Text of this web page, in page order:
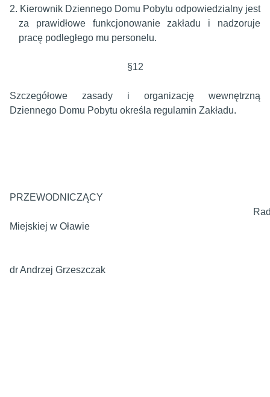
2. Kierownik Dziennego Domu Pobytu odpowiedzialny jest
za prawidłowe funkcjonowanie zakładu i nadzoruje
pracę podległego mu personelu.
§12
Szczegółowe zasady i organizację wewnętrzną
Dziennego Domu Pobytu określa regulamin Zakładu.
PRZEWODNICZĄCY
Miejskiej w Oławie
dr Andrzej Grzeszczak